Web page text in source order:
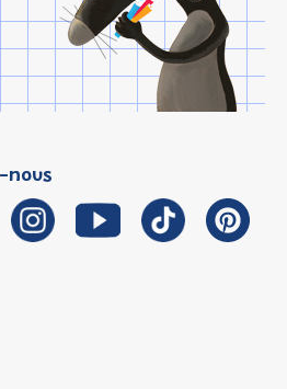
nous